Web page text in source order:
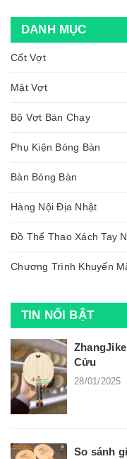
DANH MỤC
Cốt Vợt
Mặt Vợt
Bộ Vợt Bán Chạy
Phụ Kiện Bóng Bàn
Bàn Bóng Bàn
Hàng Nội Địa Nhật
Đồ Thể Thao Xách Tay
Chương Trình Khuyến
TIN NỔI BẬT
Cửu
28/01/2025
So sánh